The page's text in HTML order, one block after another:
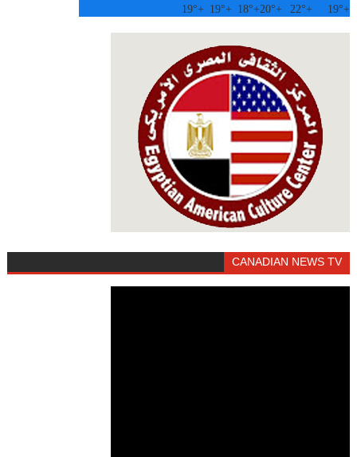
+
19°
+
22°
+
20°
+
18°
+
19°
+
19°
CANADIAN NEWS TV